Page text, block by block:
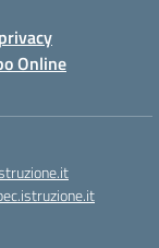
Online